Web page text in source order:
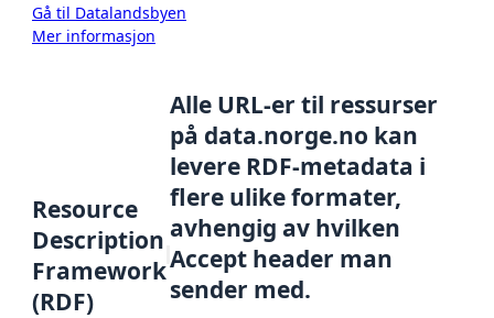
Gå til Datalandsbyen
Mer informasjon
Resource
Description
Framework
(RDF)
Alle URL-er til ressurser
på data.norge.no kan
levere RDF-metadata i
flere ulike formater,
avhengig av hvilken
Accept header man
sender med.